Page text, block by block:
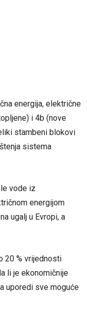
energija, električne
i 4b (nove
stambeni blokovi
sistema
vode iz
energijom
ugalj u Evropi, a
20 % vrijednosti
li je ekonomičnije
uporedi sve moguće